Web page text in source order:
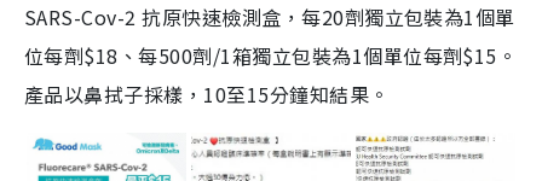
SARS-Cov-2 抗原快速檢測盒，每20劑獨立包裝為1個單
位每劑$18、每500劑/1箱獨立包裝為1個單位每劑$15。
產品以鼻拭子採樣，10至15分鐘知結果。